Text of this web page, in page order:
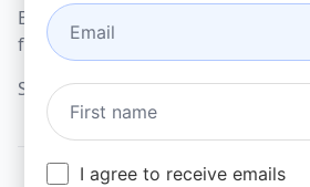
Böngésző bővítmény
feltételei (en)
Számlázási feltételek (en)
I agree to receive emails